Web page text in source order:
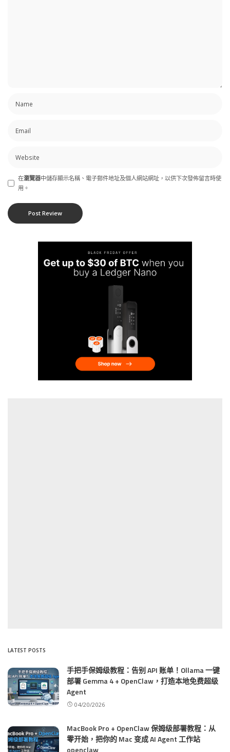
在瀏覽器中儲存顯示名稱、電子郵件地址及個人網站網址，以供下次發佈留言時使
用。
LATEST POSTS
手把手保姆级教程：告别 API 账单！Ollama 一键
部署 Gemma 4 + OpenClaw，打造本地免费超级
Agent
04/20/2026
MacBook Pro + OpenClaw 保姆级部署教程：从
零开始，把你的 Mac 变成 AI Agent 工作站
openclaw